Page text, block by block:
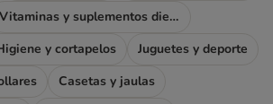
Vitaminas y suplementos dietéticos
y cortapelos
Juguetes y deporte
Casetas y jaulas